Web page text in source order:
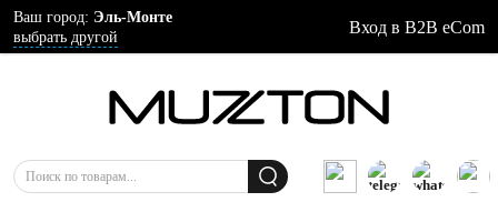
Ваш город: Эль-Монте
выбрать другой
Вход в B2B eCom